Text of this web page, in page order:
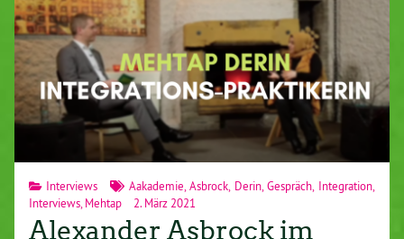
Interviews Aakademie ,Asbrock Derin,Gespräch Integration
Interviews Mehtap 2. März 2021
Alexander Asbrock im